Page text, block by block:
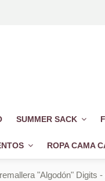
SUMMER SACK
ROPA CAMA
"Algodón" Digits